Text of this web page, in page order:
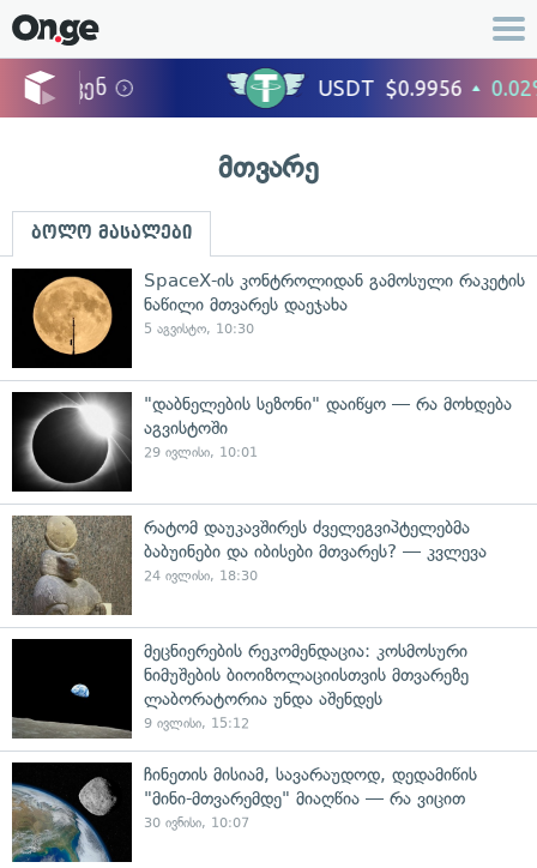
მთვარე
ბოლო მასალები
SpaceX-ის კონტროლიდან გამოსული რაკეტის
ნაწილი მთვარეს დაეჯახა
5 აგვისტო, 10:30
"დაბნელების სეზონი" დაიწყო — რა მოხდება
აგვისტოში
29 ივლისი, 10:01
რატომ დაუკავშირეს ძველეგვიპტელებმა
ბაბუინები და იბისები მთვარეს? — კვლევა
24 ივლისი, 18:30
მეცნიერების რეკომენდაცია: კოსმოსური
ნიმუშების ბიოიზოლაციისთვის მთვარეზე
ლაბორატორია უნდა აშენდეს
9 ივლისი, 15:12
ჩინეთის მისიამ, სავარაუდოდ, დედამიწის
"მინი-მთვარემდე" მიაღწია — რა ვიცით
30 ივნისი, 10:07